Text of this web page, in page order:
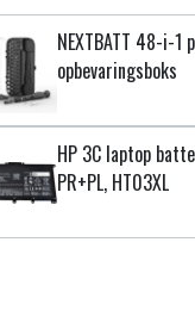
NEXTBATT 48-i-
opbevaringsboks
HP 3C laptop
PR+PL, HT03XL